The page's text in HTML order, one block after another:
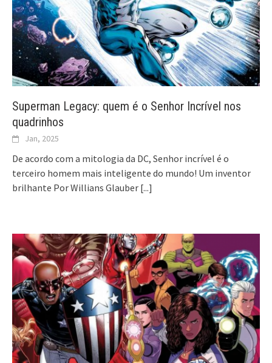
Superman Legacy: quem é o Senhor Incrível nos
quadrinhos
Jan, 2025
De acordo com a mitologia da DC, Senhor incrível é o
terceiro homem mais inteligente do mundo! Um inventor
brilhante Por Willians Glauber [...]